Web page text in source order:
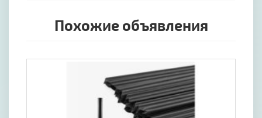
Похожие объявления